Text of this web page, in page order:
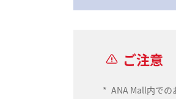
ご注意
* ANA Mall内での